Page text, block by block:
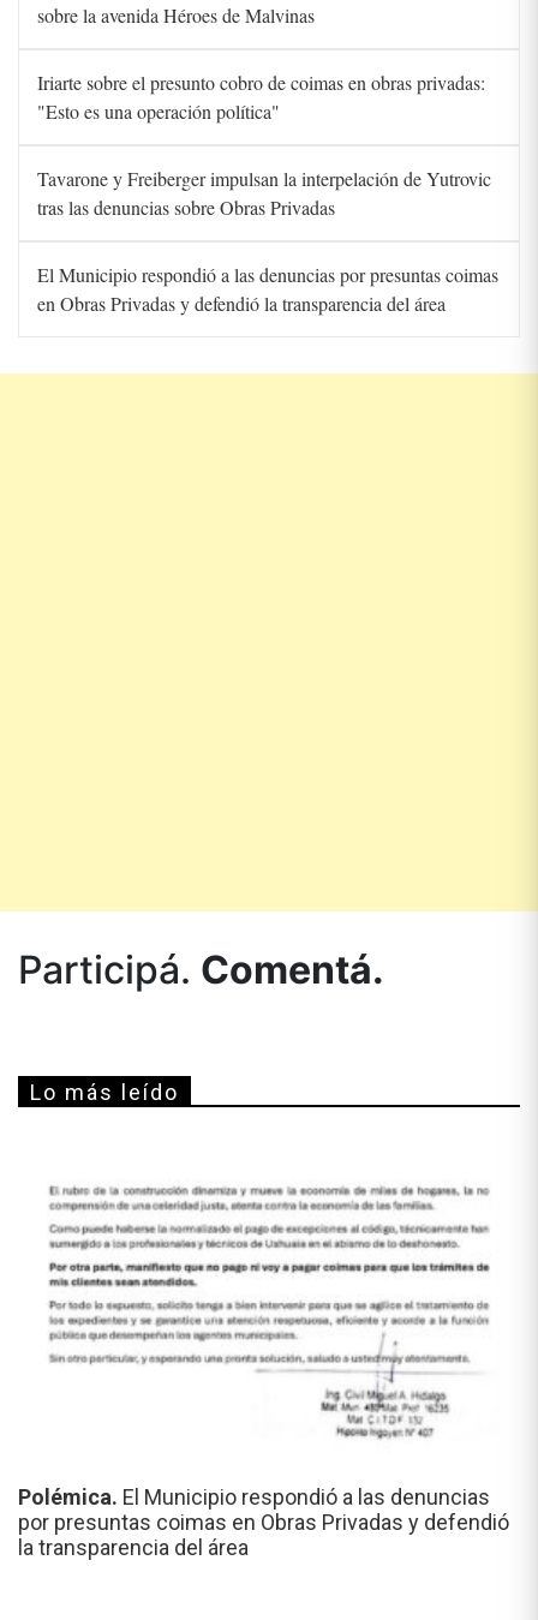
sobre la avenida Héroes de Malvinas
Iriarte sobre el presunto cobro de coimas en obras privadas:
"Esto es una operación política"
Tavarone y Freiberger impulsan la interpelación de Yutrovic
tras las denuncias sobre Obras Privadas
El Municipio respondió a las denuncias por presuntas coimas
en Obras Privadas y defendió la transparencia del área
Participá. Comentá.
Lo más leído
Polémica. El Municipio respondió a las denuncias
por presuntas coimas en Obras Privadas y defendió
la transparencia del área